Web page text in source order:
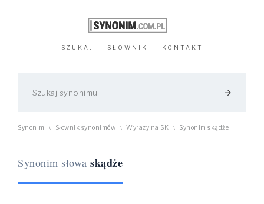
SZUKAJ SŁOWNIK KONTAKT
arrow_forward
Synonim \ Słownik synonimów \ Wyrazy na SK \ Synonim skądże
Synonim słowa skądże